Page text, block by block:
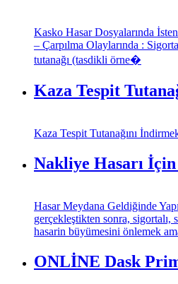
Kasko Hasar Dosyalarında
– Çarpılma Olaylarında :
tutanağı (tasdikli örne�
Kaza Tespit
Kaza Tespit Tutanağını
Nakliye Hasarı
Hasar Meydana Geldiğinde
gerçekleştikten sonra, sigortalı,
hasarin büyümesini önlemek
ONLİNE Dask